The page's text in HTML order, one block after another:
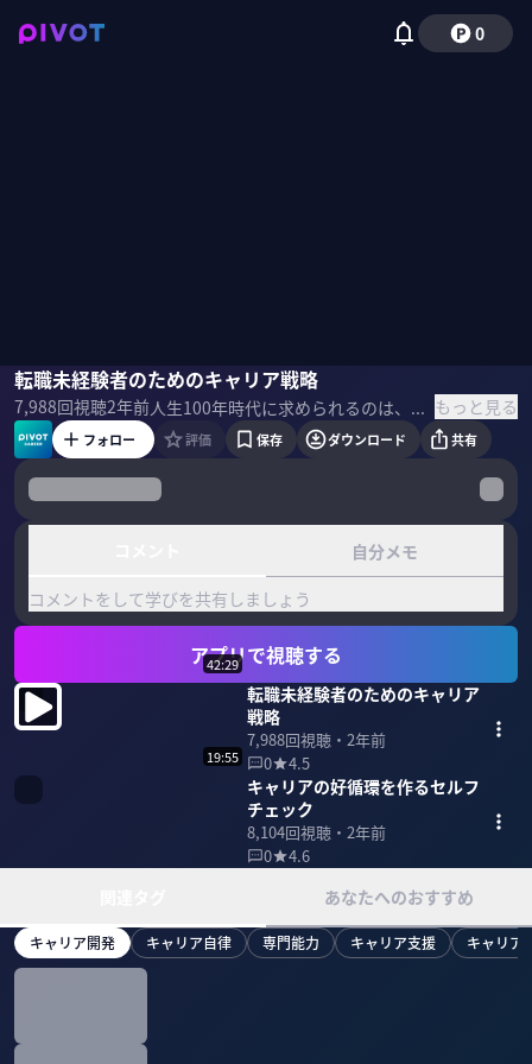
0
転職未経験者のためのキャリア戦略
7,988回視聴2年前 人生100年時代に求められるのは、キャリアを組織に預けるのではなく、自分でデザインしていくこと。キャリアを資本と捉え、転職をすることでキャリアを蓄積していくことが重要になる。最先端のキャリア学について、法政大学教授の田中研之輔氏に話を聞いた。 ＜ゲスト＞ 田中研之輔｜法政大学教授 一橋大学大学院（社会学）、日本学術振興会特別研究員(DC2・PD：一橋大学・SPD：東京大学）を経て、メルボルン大学大学院政治学部社会学プログラム・カリフォルニア大学バークレー校社会学部で、計4年間客員研究員をつとめ、2008年3月末に帰国。2008年4月より現職。 ▼関連書籍 『実践するキャリアオーナーシップ』 もっと見る
田中研之輔野嶋紗己子
フォロー 評価 保存 ダウンロード 共有
自分メモ
コメントをして学びを共有しましょう
アプリで視聴する
42:29
転職未経験者のためのキャリア
戦略
7,988回視聴・ 2年前
0
4.5
19:55
キャリアの好循環を作るセルフ
チェック
8,104回視聴・ 2年前
0
4.6
あなたへのおすすめ
キャリア開発 キャリア自律 専門能力 キャリア支援 キャリア